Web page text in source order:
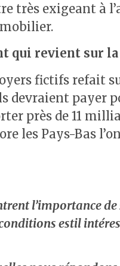
très exigeant à
qui revient sur
fictifs refait
devraient payer
près de 11
les Pays-Bas
l’importance
estil